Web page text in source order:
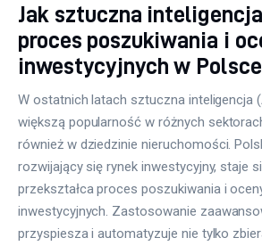
Jak sztuczna
proces poszukiwania i
inwestycyjnych w
W ostatnich latach sztuczna inteligencja
większą popularność w różnych
również w dziedzinie nieruchomości.
rozwijający się rynek inwestycyjny, staje
przekształca proces poszukiwania i
inwestycyjnych. Zastosowanie
przyspiesza i automatyzuje nie tylko